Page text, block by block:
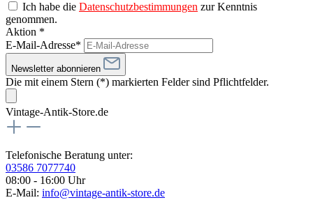
Ich habe die Datenschutzbestimmungen zur Kenntnis
genommen.
Aktion *
E-Mail-Adresse*
Newsletter abonnieren
Die mit einem Stern (*) markierten Felder sind Pflichtfelder.
Vintage-Antik-Store.de
Telefonische Beratung unter:
03586 7077740
08:00 - 16:00 Uhr
E-Mail: info@vintage-antik-store.de